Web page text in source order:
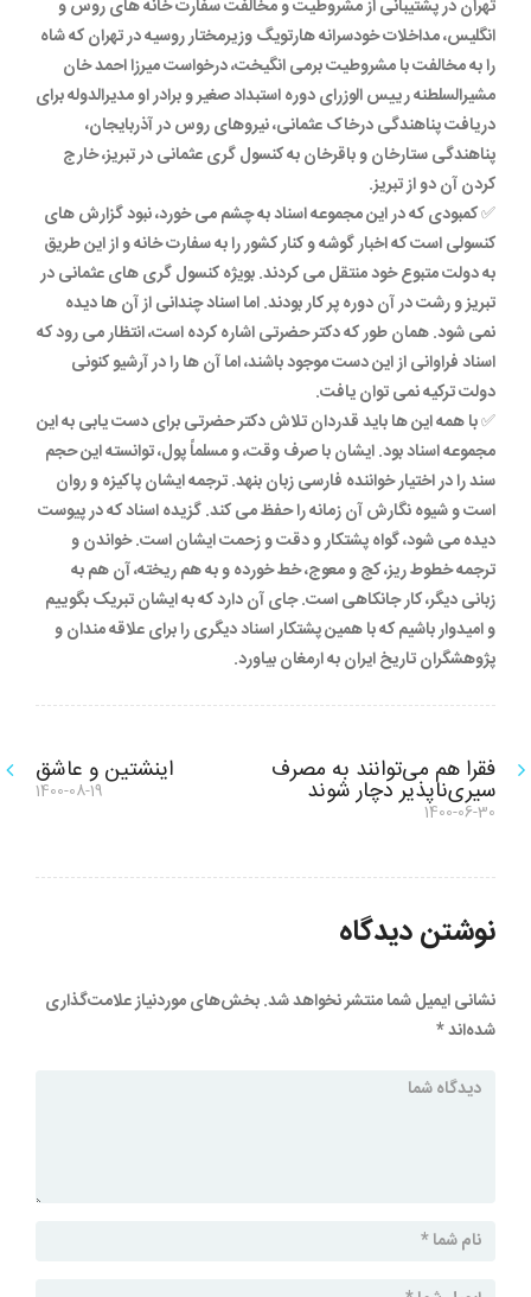
تهران در پشتیبانی از مشروطیت و مخالفت سفارت خانه های روس و
انگلیس، مداخلات خودسرانه هارتویگ وزیرمختار روسیه در تهران که شاه
را به مخالفت با مشروطیت برمی انگیخت، درخواست میرزا احمد خان
مشیرالسلطنه رییس الوزرای دوره استبداد صغیر و برادر او مدیرالدوله برای
دریافت پناهندگی درخاک عثمانی، نیروهای روس در آذربایجان،
پناهندگی ستارخان و باقرخان به کنسول گری عثمانی در تبریز، خارج
کردن آن دو از تبریز.
✅ کمبودی که در این مجموعه اسناد به چشم می خورد، نبود گزارش های
کنسولی است که اخبار گوشه و کنار کشور را به سفارت خانه و از این طریق
به دولت متبوع خود منتقل می کردند. بویژه کنسول گری های عثمانی در
تبریز و رشت در آن دوره پر کار بودند. اما اسناد چندانی از آن ها دیده
نمی شود. همان طور که دکتر حضرتی اشاره کرده است، انتظار می رود که
اسناد فراوانی از این دست موجود باشند، اما آن ها را در آرشیو کنونی
دولت ترکیه نمی توان یافت.
✅ با همه این ها باید قدردان تلاش دکتر حضرتی برای دست یابی به این
مجموعه اسناد بود. ایشان با صرف وقت، و مسلماً پول، توانسته این حجم
سند را در اختیار خواننده فارسی زبان بنهد. ترجمه ایشان پاکیزه و روان
است و شیوه نگارش آن زمانه را حفظ می کند. گزیده اسناد که در پیوست
دیده می شود، گواه پشتکار و دقت و زحمت ایشان است. خواندن و
ترجمه خطوط ریز، کج و معوج، خط خورده و به هم ریخته، آن هم به
زبانی دیگر، کار جانکاهی است. جای آن دارد که به ایشان تبریک بگوییم
و امیدوار باشیم که با همین پشتکار اسناد دیگری را برای علاقه مندان و
پژوهشگران تاریخ ایران به ارمغان بیاورد.
راهبری
نوشته
فقرا هم می‌توانند به مصرف
سیری‌ناپذیر دچار شوند
نوشته
1400-06-30
اینشتین و عاشق
1400-08-19
نوشتن دیدگاه
نشانی ایمیل شما منتشر نخواهد شد.بخش‌های موردنیاز علامت‌گذاری
شده‌اند*